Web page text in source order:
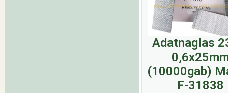
Adatnaglas
(10000gab)
F-31838